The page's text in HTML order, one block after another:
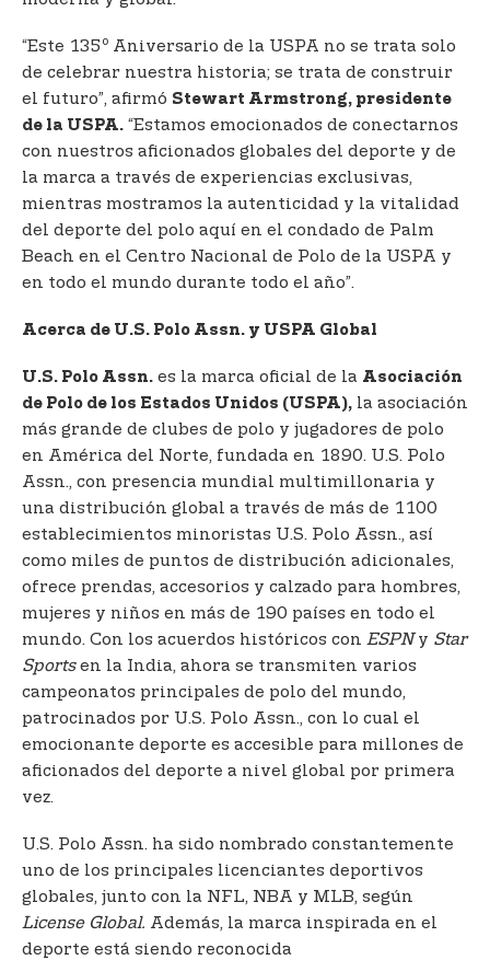
“Este 135 o Aniversario de la USPA no se trata solo
de celebrar nuestra historia; se trata de construir
el futuro”, afirmó Stewart Armstrong, presidente
de la USPA. “Estamos emocionados de conectarnos
con nuestros aficionados globales del deporte y de
la marca a través de experiencias exclusivas,
mientras mostramos la autenticidad y la vitalidad
del deporte del polo aquí en el condado de Palm
Beach en el Centro Nacional de Polo de la USPA y
en todo el mundo durante todo el año”.
Acerca de U.S. Polo Assn. y USPA Global
U.S. Polo Assn. es la marca oficial de la Asociación
de Polo de los Estados Unidos (USPA), la asociación
más grande de clubes de polo y jugadores de polo
en América del Norte, fundada en 1890. U.S. Polo
Assn., con presencia mundial multimillonaria y
una distribución global a través de más de 1100
establecimientos minoristas U.S. Polo Assn., así
como miles de puntos de distribución adicionales,
ofrece prendas, accesorios y calzado para hombres,
mujeres y niños en más de 190 países en todo el
mundo. Con los acuerdos históricos con ESPNy Star
Sportsen la India, ahora se transmiten varios
campeonatos principales de polo del mundo,
patrocinados por U.S. Polo Assn., con lo cual el
emocionante deporte es accesible para millones de
aficionados del deporte a nivel global por primera
vez.
U.S. Polo Assn. ha sido nombrado constantemente
uno de los principales licenciantes deportivos
globales, junto con la NFL, NBA y MLB, según
License Global. Además, la marca inspirada en el
deporte está siendo reconocida